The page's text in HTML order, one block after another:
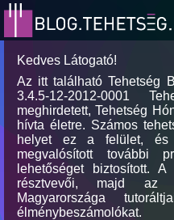
Kedves Látogató!
Az itt található Tehetség
3.4.5-12-2012-0001
meghirdetett, Tehetség
hívta életre. Számos
helyet ez a felület, és
megvalósított további
lehetőséget biztosított.
résztvevői, majd az
Magyarországa
élménybeszámolókat.